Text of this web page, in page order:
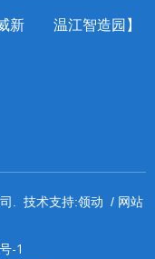
新 温江智造园】
. 技术支持:领动 / 网站
-1